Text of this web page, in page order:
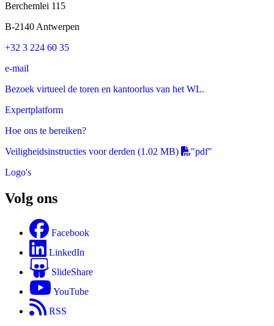
Berchemlei 115
B-2140 Antwerpen
+32 3 224 60 35
e-mail
Bezoek virtueel de toren en kantoorlus van het WL.
Expertplatform
Hoe ons te bereiken?
Veiligheidsinstructies voor derden (1.02 MB)
"pdf"
Logo's
Volg ons
Facebook
LinkedIn
SlideShare
YouTube
RSS